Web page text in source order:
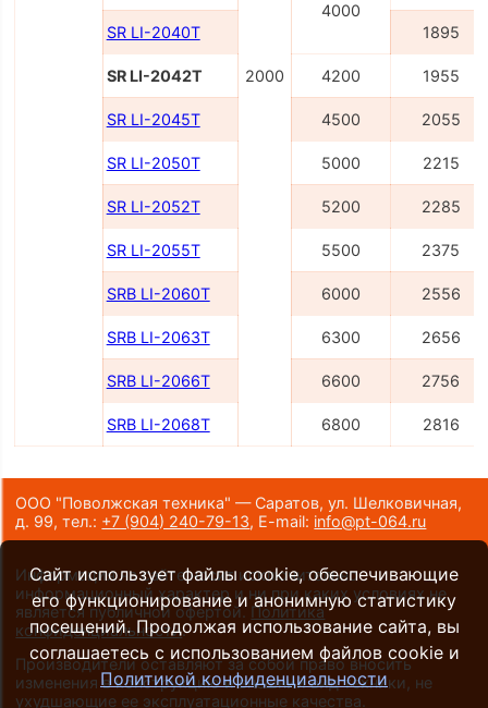
2000
4000
SR LI-2040Т 1895
SR LI-2042Т 4200 1955
SR LI-2045Т 4500 2055
SR LI-2050Т 5000 2215
SR LI-2052Т 5200 2285
SR LI-2055Т 5500 2375
SRB LI-2060Т 6000 2556
SRB LI-2063Т 6300 2656
SRB LI-2066Т 6600 2756
SRB LI-2068Т 6800 2816
ООО "Поволжская техника" — Саратов, ул. Шелковичная,
д. 99,тел.: +7 (904) 240-79-13, E-mail: info@pt-064.ru
Информация на сайте носит исключительно
информационный характер и ни при каких условиях не
является публичной офертой. Политика
конфиденциальности.
Производители оставляют за собой право вносить
изменения в конструкцию и внешний вид техники, не
ухудшающие ее эксплуатационные качества.
Сайт использует файлы cookie, обеспечивающие
его функционирование и анонимную статистику
посещений. Продолжая использование сайта, вы
соглашаетесь с использованием файлов cookie и
Политикой конфиденциальности